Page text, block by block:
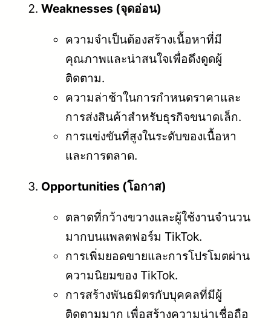
Weaknesses (จุดอ่อน)
ความจำเป็นต้องสร้างเนื้อหาที่มี
คุณภาพและน่าสนใจเพื่อดึงดูดผู้
ติดตาม.
ความล่าช้าในการกำหนดราคาและ
การส่งสินค้าสำหรับธุรกิจขนาดเล็ก.
การแข่งขันที่สูงในระดับของเนื้อหา
และการตลาด.
Opportunities (โอกาส)
ตลาดที่กว้างขวางและผู้ใช้งานจำนวน
มากบนแพลตฟอร์ม TikTok.
การเพิ่มยอดขายและการโปรโมตผ่าน
ความนิยมของ TikTok.
การสร้างพันธมิตรกับบุคคลที่มีผู้
ติดตามมาก เพื่อสร้างความน่าเชื่อถือ